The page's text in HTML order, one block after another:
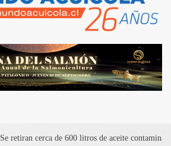
Se retiran cerca de 600 litros de aceite